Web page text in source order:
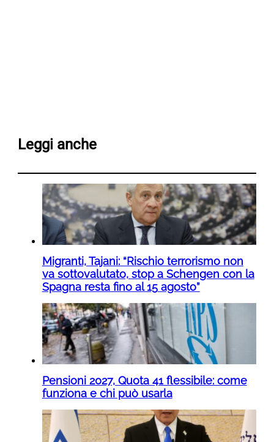
Leggi anche
Migranti, Tajani: “Rischio terrorismo non
va sottovalutato, stop a Schengen con la
Spagna resta fino al 15 agosto”
Pensioni 2027, Quota 41 flessibile: come
funziona e chi può usarla